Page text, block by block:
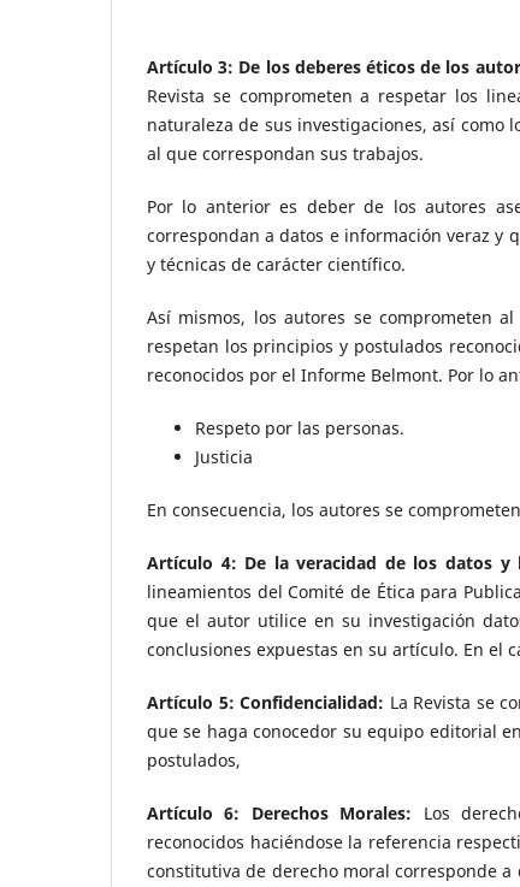
Artículo 3: De los deberes éticos de los
Revista se comprometen a respetar los
naturaleza de sus investigaciones, así como
al que correspondan sus trabajos.
Por lo anterior es deber de los autores
correspondan a datos e información veraz y
y técnicas de carácter científico.
Así mismos, los autores se comprometen
respetan los principios y postulados
reconocidos por el Informe Belmont. Por lo
Respeto por las personas.
Justicia
En consecuencia, los autores se
Artículo 4: De la veracidad de los datos
lineamientos del Comité de Ética para
que el autor utilice en su investigación
conclusiones expuestas en su artículo. En el
Artículo 5: Confidencialidad: La Revista se
que se haga conocedor su equipo editorial
postulados,
Artículo 6: Derechos Morales: Los
reconocidos haciéndose la referencia
constitutiva de derecho moral corresponde